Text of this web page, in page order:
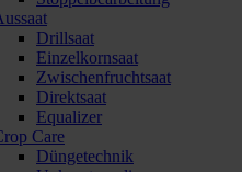
Drillsaat
Einzelkornsaat
Zwischenfruchtsaat
Direktsaat
Equalizer
Care
Düngetechnik